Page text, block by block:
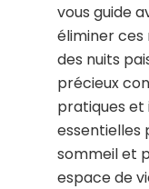
vous guide
éliminer
des nuits
précieux
pratiques
essentielles
sommeil et
espace de